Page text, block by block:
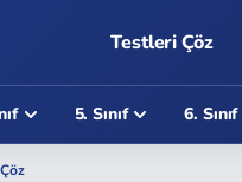
Testleri Çöz
5. Sınıf 6. Sınıf